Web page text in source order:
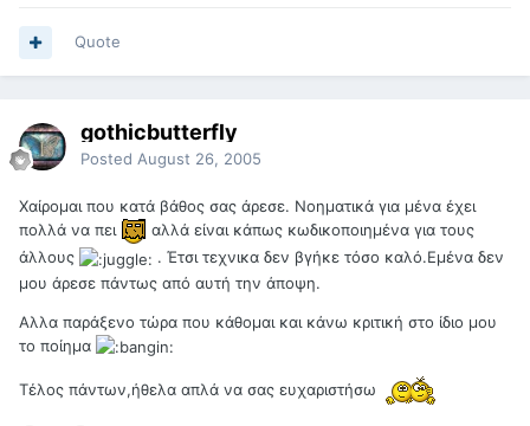
Quote
gothicbutterfly
Posted August 26, 2005
Χαίρομαι που κατά βάθος σας άρεσε. Νοηματικά για μένα έχει
πολλά να πει
αλλά είναι κάπως κωδικοποιημένα για τους
άλλους
. Έτσι τεχνικα δεν βγήκε τόσο καλό.Εμένα δεν
μου άρεσε πάντως από αυτή την άποψη.
Αλλα παράξενο τώρα που κάθομαι και κάνω κριτική στο ίδιο μου
το ποίημα
Τέλος πάντων,ήθελα απλά να σας ευχαριστήσω